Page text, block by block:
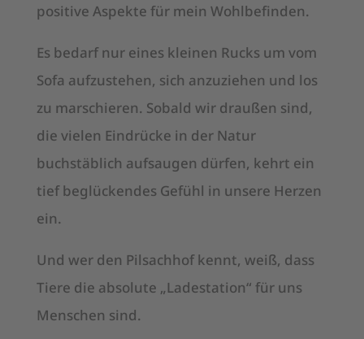
positive Aspekte für mein Wohlbefinden.
Es bedarf nur eines kleinen Rucks um vom
Sofa aufzustehen, sich anzuziehen und los
zu marschieren. Sobald wir draußen sind,
die vielen Eindrücke in der Natur
buchstäblich aufsaugen dürfen, kehrt ein
tief beglückendes Gefühl in unsere Herzen
ein.
Und wer den Pilsachhof kennt, weiß, dass
Tiere die absolute „Ladestation“ für uns
Menschen sind.